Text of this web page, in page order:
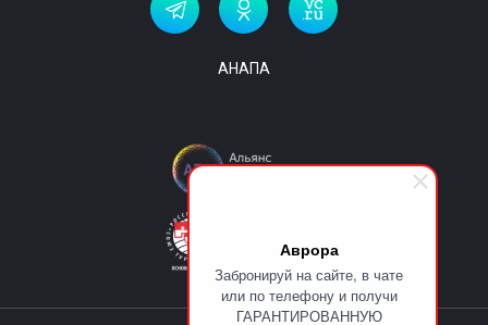
Аврора
Забронируй на сайте, в чате
или по телефону и получи
ГАРАНТИРОВАННУЮ
АНАПА